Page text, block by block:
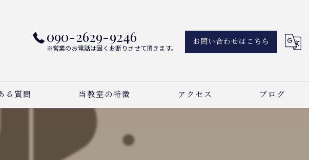
090-2629-9246
※営業のお電話は固くお断りさせて頂きます。
お問い合わせはこちら
る質問 当教室の特徴
ボーカル
アクセス ブログ